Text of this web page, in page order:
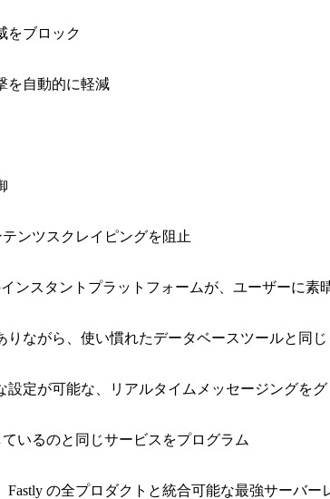
をブロック
を自動的に軽減
ンツスクレイピングを阻止
ンスタントプラットフォームが、ユーザーに素
ながら、使い慣れたデータベースツールと同
設定が可能な、リアルタイムメッセージングを
いるのと同じサービスをプログラム
の全プロダクトと統合可能な最強サーバー